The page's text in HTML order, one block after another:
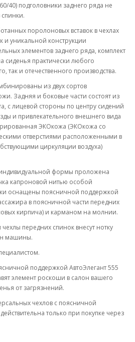
40) подголовники заднего ряда не
поролоновых вставок в чехлах
и уникальной конструкции
элементов заднего ряда, комплект
сиденья практически любого
так и отечественного производства.
из двух сортов
Задняя и боковые части состоят из
с лицевой стороны по центру сидений
и привлекательного внешнего вида
ЭКОкожа (ЭКОкожа со
отверстиями расположенными в
циркуляции воздуха)
формы проложена
капроновой нитью особой
оснащены поясничной поддержкой
в поясничной части передних
кирпича) и карманом на молнии.
передних спинок внесут нотку
машины.
поддержкой АвтоЭлегант 555
элемент роскоши в салон вашего
от загрязнений.
чехлов с поясничной
только при покупке через